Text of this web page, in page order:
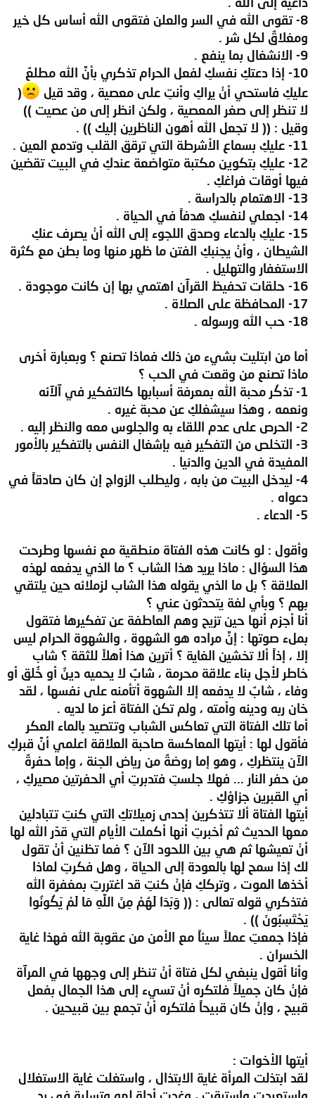
8- تقوى الله في السر والعلن فتقوى الله أساس كل خير
ومغلاقٌ لكل شر .
9- الانشغال بما ينفع .
10- إذا دعتكِ نفسكِ لفعل الحرام تذكري بأنَّ الله مطلعٌ
عليكِ فاستحي أنْ يراكِ وأنتِ على معصية ، وقد قيل
(
لا تنظر إلى صغر المعصية ، ولكن انظر إلى من عصيت ))
وقيل : (( لا تجعل الله أهون الناظرين إليك )) .
11- عليكِ بسماع الأشرطة التي ترقق القلب وتدمع العين .
12- عليكِ بتكوين مكتبة متواضعة عندكِ في البيت تقضين
فيها أوقات فراغكِ .
13- الاهتمام بالدراسة .
14- اجعلي لنفسكِ هدفاً في الحياة .
15- عليكِ بالدعاء وصدق اللجوء إلى الله أنْ يصرف عنكِ
الشيطان ، وأنْ يجنبكِ الفتن ما ظهر منها وما بطن مع كثرة
الاستغفار والتهليل .
16- حلقات تحفيظ القرآن اهتمي بها إن كانت موجودة .
17- المحافظة على الصلاة .
18- حب الله ورسوله .
أما من ابتليت بشيء من ذلك فماذا تصنع ؟ وبعبارة أخرى
ماذا تصنع من وقعت في الحب ؟
1- تذكُر محبة الله بمعرفة أسبابها كالتفكير في آلآئه
ونعمه ، وهذا سيشغلكِ عن محبة غيره .
2- الحرص على عدم اللقاء به والجلوس معه والنظر إليه .
3- التخلص من التفكير فيه بإشغال النفس بالتفكير بالأمور
المفيدة في الدين والدنيا .
4- ليدخل البيت من بابه ، وليطلب الزواج إن كان صادقاً في
دعواه .
5- الدعاء .
وأقول : لو كانت هذه الفتاة منطقية مع نفسها وطرحت
هذا السؤال : ماذا يريد هذا الشاب ؟ ما الذي يدفعه لهذه
العلاقة ؟ بل ما الذي يقوله هذا الشاب لزملائه حين يلتقي
بهم ؟ وبأي لغة يتحدثون عني ؟
أنا أجزم أنها حين تزيح وهم العاطفة عن تفكيرها فتقول
بملء صوتها : إنَّ مراده هو الشهوة ، والشهوة الحرام ليس
إلا ، إذاً ألا تخشين الغاية ؟ أترين هذا أهلاً للثقة ؟ شاب
خاطر لأجل بناء علاقة محرمة ، شابٌ لا يحميه دينٌ أو خُلق أو
وفاء ، شابٌ لا يدفعه إلا الشهوة أتأمنه على نفسها ، لقد
خان ربه ودينه وأمته ، ولم تكن الفتاة أعز ما لديه .
أما تلك الفتاة التي تعاكس الشباب وتتصيد بالماء العكر
فأقول لها : أيتها المعاكسة صاحبة العلاقة اعلمي أنَّ قبركِ
الآن ينتظركِ ، وهو إما روضةٌ من رياض الجنة ، وإما حفرةٌ
من حفر النار ... فهلا جلستِ فتدبرتِ أي الحفرتين مصيركِ ،
أي القبرين جزاؤكِ .
أيتها الفتاة ألا تتذكرين إحدى زميلاتكِ التي كنتِ تتبادلين
معها الحديث ثم أخبرتِ أنها أكملت الأيام التي قدّر الله لها
أنْ تعيشها ثم هي بين اللحود الآن ؟ فما تظنين أنْ تقول
لك إذا سمح لها بالعودة إلى الحياة ، وهل فكرتِ لماذا
أخذها الموت ، وترككِ فإنْ كنتِ قد اغتررتِ بمغفرة الله
فتذكري قوله تعالى : (( وَبَدَا لَهُمْ مِنَ اللَّهِ مَا لَمْ يَكُونُوا
يَحْتَسِبُونَ )) .
فإذا جمعتِ عملاً سيئاً مع الأمن من عقوبة الله فهذا غاية
الخسران .
وأنا أقول ينبغي لكل فتاة أنْ تنظر إلى وجهها في المرآة
فإنْ كان جميلاً فلتكره أنْ تسيء إلى هذا الجمال بفعل
قبيح ، وإنْ كان قبيحاً فلتكره أنْ تجمع بين قبيحين .
أيتها الأخوات :
لقد ابتذلت المرأة غاية الابتذال ، واستغلت غاية الاستغلال